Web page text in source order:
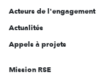
Acteurs de l'engagement
Actualités
Appels à projets
Mission RSE